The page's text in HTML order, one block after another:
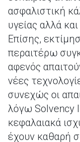
ασφαλιστική
υγείας αλλά
Επίσης,
περαιτέρω
αφενός
νέες
συνεχώς οι
λόγω Solvency
κεφαλαιακά
έχουν καθαρή